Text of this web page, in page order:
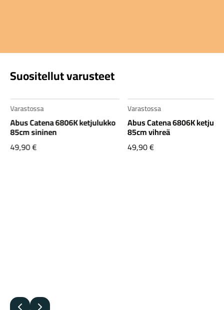
Suositellut varusteet
Varastossa
Abus Catena 6806K ketjulukko
85cm sininen
49,90€
Varastossa
Abus Catena 6806K
85cm vihreä
49,90€